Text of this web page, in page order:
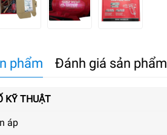
phẩm Đánh giá sản phẩm
KỸ THUẬT
áp